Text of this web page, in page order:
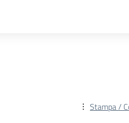
Stampa /